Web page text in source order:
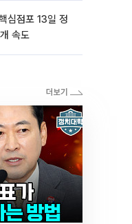
심점포 13일 정
속도